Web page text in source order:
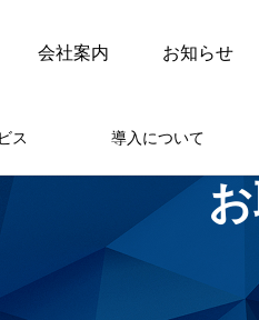
会社案内 お知らせ
ス 導入について